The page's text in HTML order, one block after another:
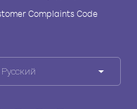
Complaints Code
Русский